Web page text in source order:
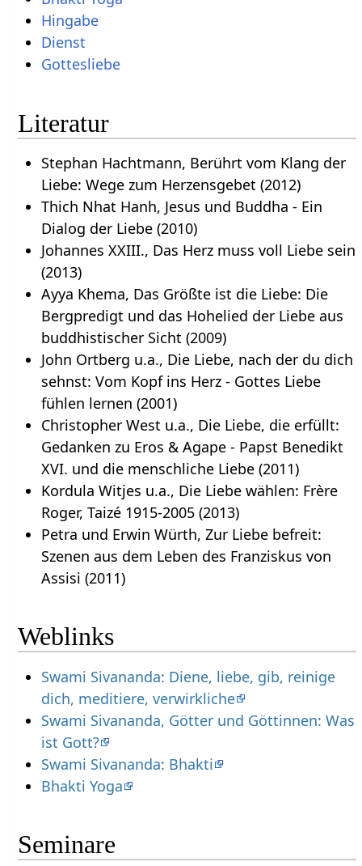
Hingabe
Dienst
Gottesliebe
Literatur
Stephan Hachtmann, Berührt vom Klang der
Liebe: Wege zum Herzensgebet (2012)
Thich Nhat Hanh, Jesus und Buddha - Ein
Dialog der Liebe (2010)
Johannes XXIII., Das Herz muss voll Liebe sein
(2013)
Ayya Khema, Das Größte ist die Liebe: Die
Bergpredigt und das Hohelied der Liebe aus
buddhistischer Sicht (2009)
John Ortberg u.a., Die Liebe, nach der du dich
sehnst: Vom Kopf ins Herz - Gottes Liebe
fühlen lernen (2001)
Christopher West u.a., Die Liebe, die erfüllt:
Gedanken zu Eros & Agape - Papst Benedikt
XVI. und die menschliche Liebe (2011)
Kordula Witjes u.a., Die Liebe wählen: Frère
Roger, Taizé 1915-2005 (2013)
Petra und Erwin Würth, Zur Liebe befreit:
Szenen aus dem Leben des Franziskus von
Assisi (2011)
Weblinks
Swami Sivananda: Diene, liebe, gib, reinige
dich, meditiere, verwirkliche
Swami Sivananda, Götter und Göttinnen: Was
ist Gott?
Swami Sivananda: Bhakti
Bhakti Yoga
Seminare